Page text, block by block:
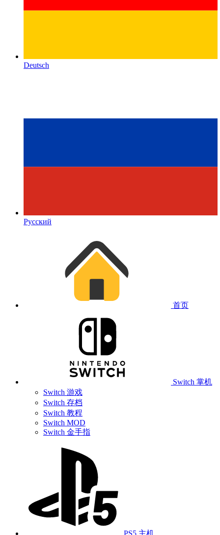
Deutsch
Русский
首页
Switch 掌机
Switch 游戏
Switch 存档
Switch 教程
Switch MOD
Switch 金手指